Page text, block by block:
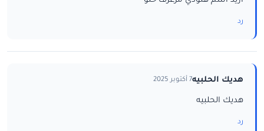
رد
هديك الحلبيه7 أكتوبر 2025
هديك الحلبيه
رد